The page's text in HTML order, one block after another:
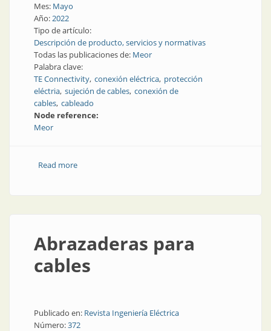
Mes: Mayo
Año:2022
Tipo de artículo:
Descripción de producto, servicios y normativas
Todas las publicaciones de: Meor
Palabra clave:
TE Connectivity conexión eléctrica protección
eléctria sujeción de cables conexión de
cables cableado
Node reference:
Meor
Read moreabout Terminales mecánicos con nuevo diseño
Abrazaderas para
cables
Publicado en: Revista Ingeniería Eléctrica
Número:372